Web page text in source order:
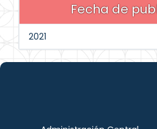
Fecha de
2021